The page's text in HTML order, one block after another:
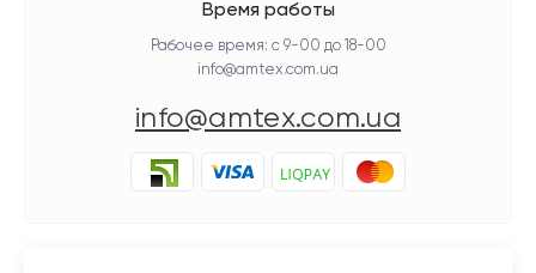
Время работы
Рабочее время: с 9-00 до 18-00
info@amtex.com.ua
info@amtex.com.ua